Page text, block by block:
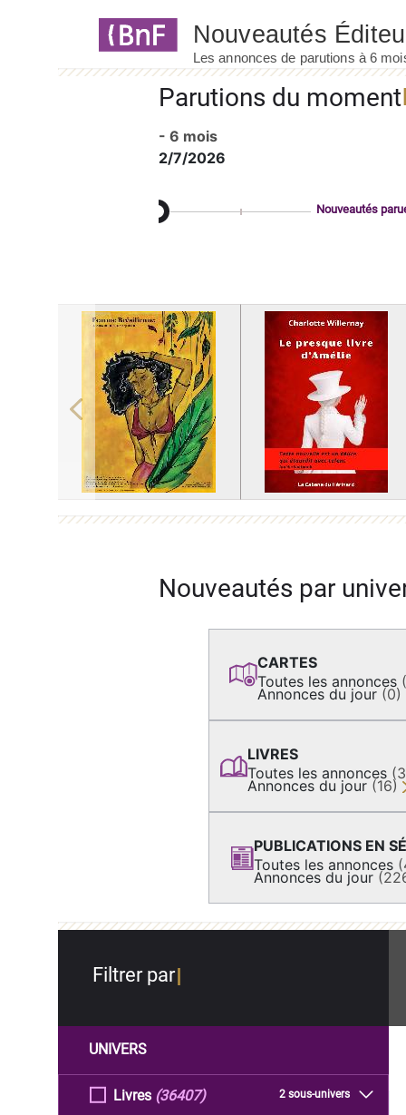
Parutions du moment
- 6 mois
2/7/2026
Nouveautés
Previous
Nouveautés par
CARTES
Toutes les annonces
Annonces du jour (0)
LIVRES
Toutes les annonces
Annonces du jour (16)
PUBLICATIONS EN
Toutes les annonces
Annonces du jour
Filtrer par
UNIVERS
Livres 2 sous-univers
(36407)